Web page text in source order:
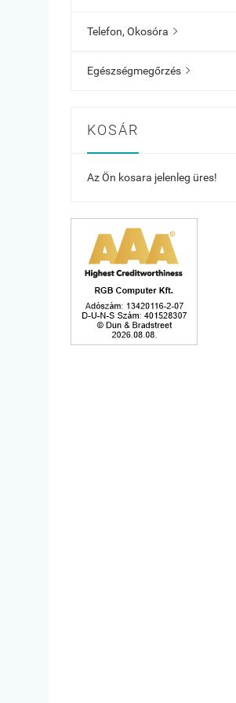
Telefon, Okosóra 
Egészségmegőrzés 
KOSÁR
Az Ön kosara jelenleg üres!